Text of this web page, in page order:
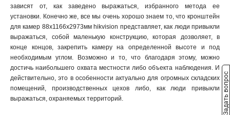
162х137х42мм 1
1154х438мм 1
3145x260х1849мм 1
160х243х30мм
160х1835х243мм
140х182х120мм 1
131х1835х2285мм 1
132х1835х2285мм 1
123х180х223мм
зависят от, как заведено выражаться, избранного метода ее
установки. Конечно же, все мы очень хорошо знаем то, что кронштейн
для камер 88х1166х2973мм hikvision представляет, как люди привыкли
выражаться, собой маленькую конструкцию, которая дозволяет, в
конце концов, закрепить камеру на определенной высоте и под
необходимым углом. Возможно и то, что благодаря этому, можно
достичь наибольшего охвата местности либо объекта наблюдения. И
действительно, это в особенности актуально для огромных складских
помещений, производственных цехов либо, как люди привыкли
выражаться, охраняемых территорий.
Задать вопрос